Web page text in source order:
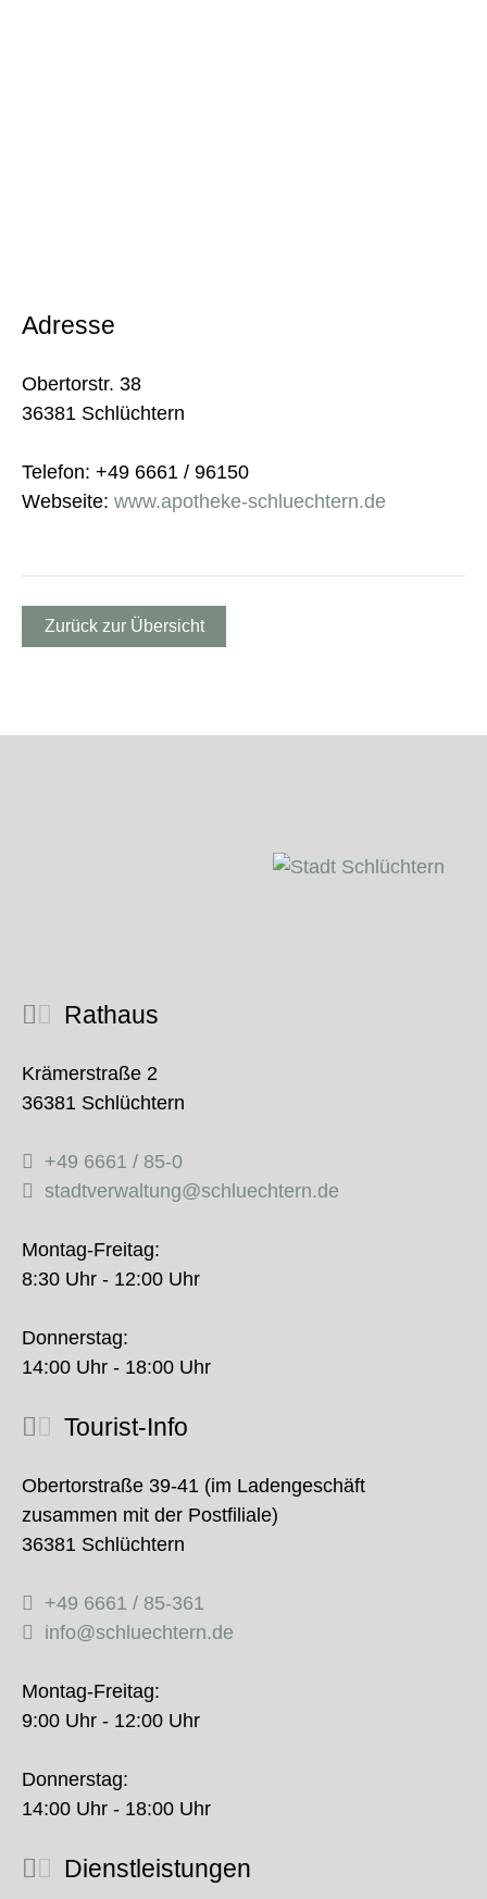
Adresse
Obertorstr. 38
36381 Schlüchtern
Telefon: +49 6661 / 96150
Webseite: www.apotheke-schluechtern.de
Zurück zur Übersicht
Rathaus
Krämerstraße 2
36381 Schlüchtern
+49 6661 / 85-0
stadtverwaltung@schluechtern.de
Montag-Freitag:
8:30 Uhr - 12:00 Uhr
Donnerstag:
14:00 Uhr - 18:00 Uhr
Tourist-Info
Obertorstraße 39-41 (im Ladengeschäft
zusammen mit der Postfiliale)
36381 Schlüchtern
+49 6661 / 85-361
info@schluechtern.de
Montag-Freitag:
9:00 Uhr - 12:00 Uhr
Donnerstag:
14:00 Uhr - 18:00 Uhr
Dienstleistungen